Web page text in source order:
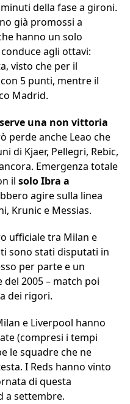
della fase a gironi.
già promossi a
hanno un solo
agli ottavi:
visto che per il
5 punti, mentre il
Madrid.
una non vittoria
perde anche Leao che
di Kjaer, Pellegri, Rebic,
Emergenza totale
il solo Ibra a
agire sulla linea
Krunic e Messias.
ufficiale tra Milan e
sono stati disputati in
per parte e un
2005 – match poi
dei rigori.
e Liverpool hanno
(compresi i tempi
le squadre che ne
I Reds hanno vinto
di questa
a settembre.